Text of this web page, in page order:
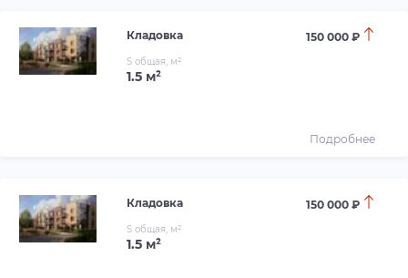
Кладовка 150 000 ₽
S общая, м²
1.5 м²
Подробнее
Кладовка 150 000 ₽
S общая, м²
1.5 м²